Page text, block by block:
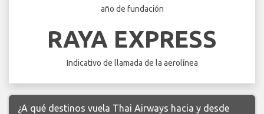
año de fundación
RAYA EXPRESS
Indicativo de llamada de la aerolínea
¿A qué destinos vuela Thai Airways hacia y desde